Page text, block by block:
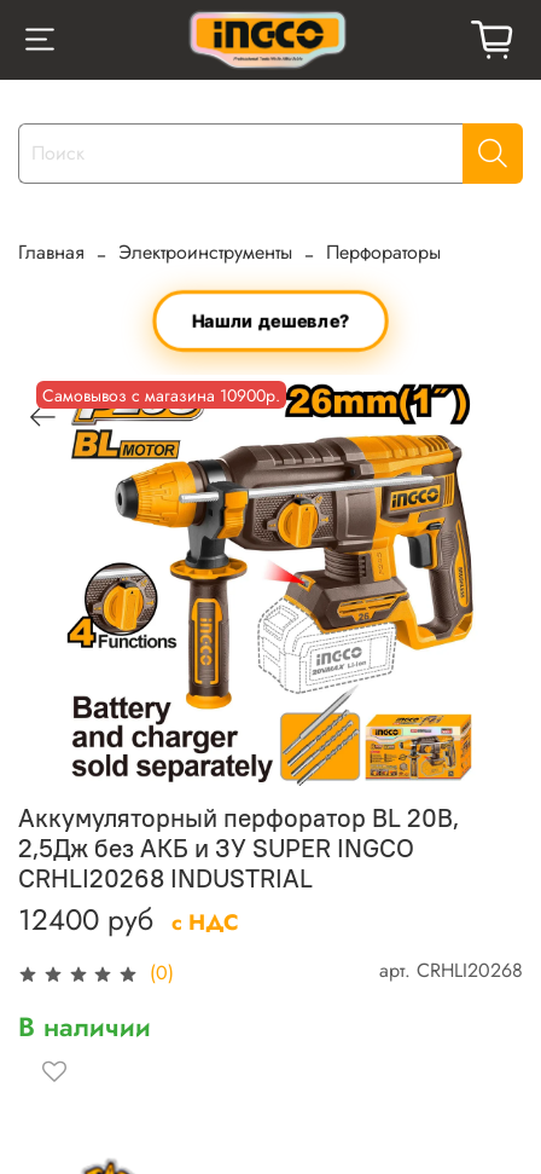
Главная Электроинструменты Перфораторы
Нашли дешевле?
Самовывоз с магазина 10900р.
(0) арт. CRHLI20268
Аккумуляторный перфоратор BL 20В,
2,5Дж без АКБ и ЗУ SUPER INGCO
CRHLI20268 INDUSTRIAL
12400 руб с НДС
В наличии